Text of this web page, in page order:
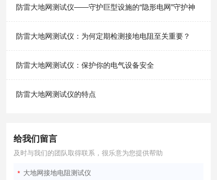
防雷大地网测试仪——守护巨型设施的“隐形电网”守护神
防雷大地网测试仪：为何定期检测接地电阻至关重要？
防雷大地网测试仪：保护你的电气设备安全
防雷大地网测试仪的特点
给我们留言
及时与我们的团队取得联系，很乐意为您提供帮助